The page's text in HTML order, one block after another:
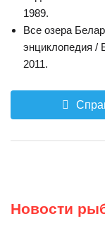
1989.
Все озера
энциклопедия /
2011.
Новости